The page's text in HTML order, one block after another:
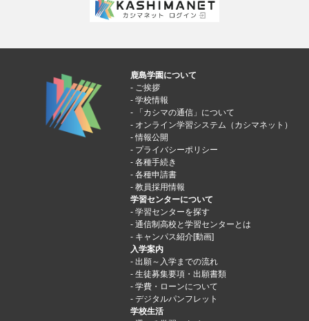
鹿島学園について
ご挨拶
学校情報
「カシマの通信」について
オンライン学習システム（カシマネット）
情報公開
プライバシーポリシー
各種手続き
各種申請書
教員採用情報
学習センターについて
学習センターを探す
通信制高校と学習センターとは
キャンパス紹介[動画]
入学案内
出願～入学までの流れ
生徒募集要項・出願書類
学費・ローンについて
デジタルパンフレット
学校生活